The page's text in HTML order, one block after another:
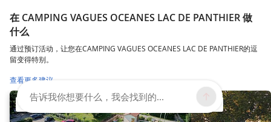
在 CAMPING VAGUES OCEANES LAC DE PANTHIER 做
什么
通过预订活动，让您在CAMPING VAGUES OCEANES LAC DE PANTHIER的逗
留变得特别。
查看更多建议
97 km 97 km
告诉我你想要什么，我会找到的...